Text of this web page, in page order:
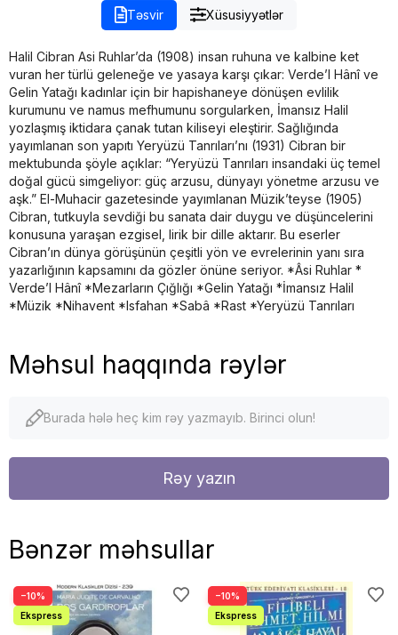
Təsvir Xüsusiyyətlər
Halil Cibran Asi Ruhlar’da (1908) insan ruhuna ve kalbine ket
vuran her türlü geleneğe ve yasaya karşı çıkar: Verde’l Hânî ve
Gelin Yatağı kadınlar için bir hapishaneye dönüşen evlilik
kurumunu ve namus mefhumunu sorgularken, İmansız Halil
yozlaşmış iktidara çanak tutan kiliseyi eleştirir. Sağlığında
yayımlanan son yapıtı Yeryüzü Tanrıları’nı (1931) Cibran bir
mektubunda şöyle açıklar: “Yeryüzü Tanrıları insandaki üç temel
doğal gücü simgeliyor: güç arzusu, dünyayı yönetme arzusu ve
aşk.” El-Muhacir gazetesinde yayımlanan Müzik’teyse (1905)
Cibran, tutkuyla sevdiği bu sanata dair duygu ve düşüncelerini
konusuna yaraşan ezgisel, lirik bir dille aktarır. Bu eserler
Cibran’ın dünya görüşünün çeşitli yön ve evrelerinin yanı sıra
yazarlığının kapsamını da gözler önüne seriyor. *Âsi Ruhlar *
Verde’l Hânî *Mezarların Çığlığı *Gelin Yatağı *İmansız Halil
*Müzik *Nihavent *Isfahan *Sabâ *Rast *Yeryüzü Tanrıları
Məhsul haqqında rəylər
Burada hələ heç kim rəy yazmayıb. Birinci olun!
Rəy yazın
Bənzər məhsullar
−10% −10%